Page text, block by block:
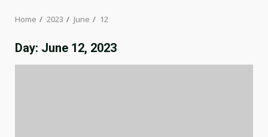
Home 2023 June 12
Day: June 12, 2023